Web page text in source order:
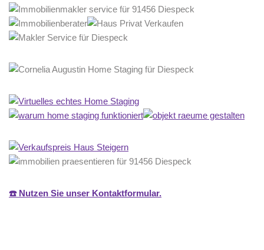
☎️ Nutzen Sie unser Kontaktformular.